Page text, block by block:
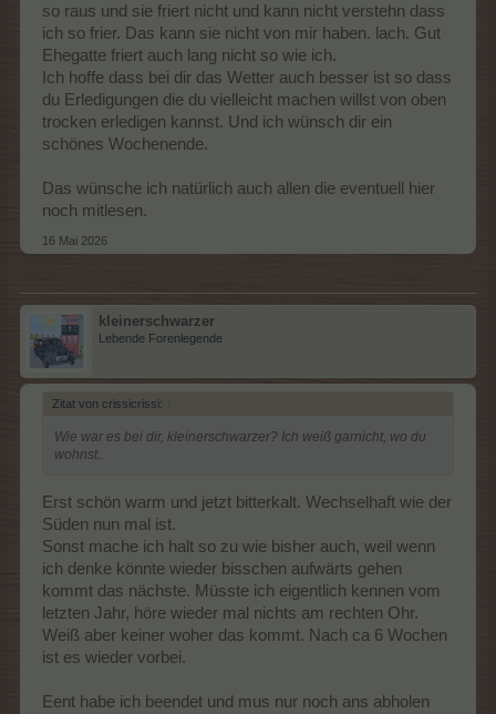
so raus und sie friert nicht und kann nicht verstehn dass
ich so frier. Das kann sie nicht von mir haben. lach. Gut
Ehegatte friert auch lang nicht so wie ich.
Ich hoffe dass bei dir das Wetter auch besser ist so dass
du Erledigungen die du vielleicht machen willst von oben
trocken erledigen kannst. Und ich wünsch dir ein
schönes Wochenende.
Das wünsche ich natürlich auch allen die eventuell hier
noch mitlesen.
16 Mai 2026
kleinerschwarzer
Lebende Forenlegende
Zitat von crissicrissi: ↑
Wie war es bei dir, kleinerschwarzer? Ich weiß garnicht, wo du
wohnst..
Erst schön warm und jetzt bitterkalt. Wechselhaft wie der
Süden nun mal ist.
Sonst mache ich halt so zu wie bisher auch, weil wenn
ich denke könnte wieder bisschen aufwärts gehen
kommt das nächste. Müsste ich eigentlich kennen vom
letzten Jahr, höre wieder mal nichts am rechten Ohr.
Weiß aber keiner woher das kommt. Nach ca 6 Wochen
ist es wieder vorbei.
Eent habe ich beendet und mus nur noch ans abholen